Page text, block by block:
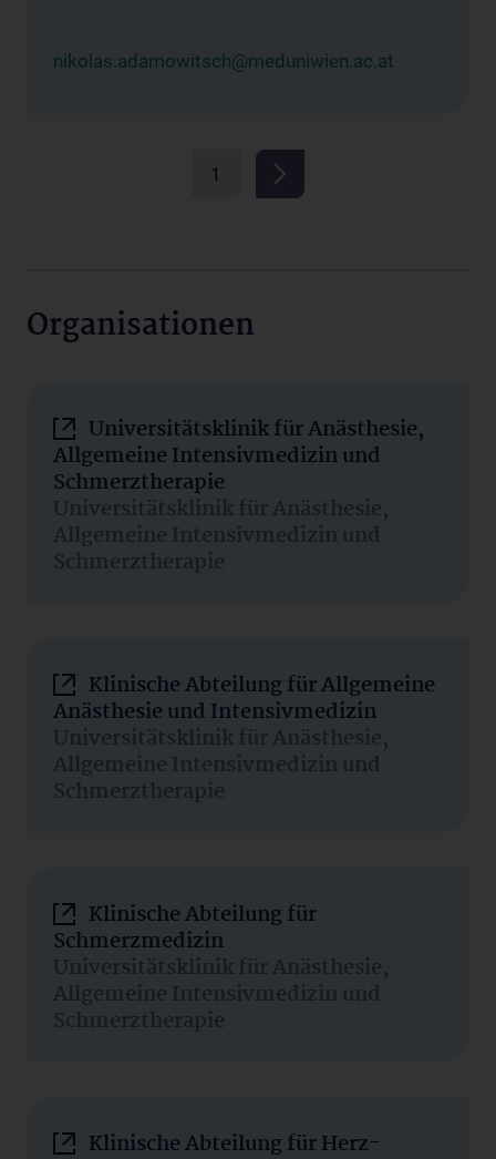
nikolas.adamowitsch@meduniwien.ac.at
1
Organisationen
Universitätsklinik für Anästhesie,
Allgemeine Intensivmedizin und
Schmerztherapie
Universitätsklinik für Anästhesie,
Allgemeine Intensivmedizin und
Schmerztherapie
Klinische Abteilung für Allgemeine
Anästhesie und Intensivmedizin
Universitätsklinik für Anästhesie,
Allgemeine Intensivmedizin und
Schmerztherapie
Klinische Abteilung für
Schmerzmedizin
Universitätsklinik für Anästhesie,
Allgemeine Intensivmedizin und
Schmerztherapie
Klinische Abteilung für Herz-